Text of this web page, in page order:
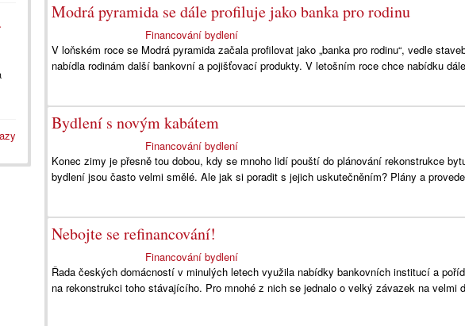
Modrá pyramida se dále profiluje jako banka pro rodinu
Financování bydlení
V loňském roce se Modrá pyramida začala profilovat jako „banka pro rodinu“, vedle
nabídla rodinám další bankovní a pojišťovací produkty. V letošním roce chce nabídku
Bydlení s novým kabátem
Financování bydlení
Konec zimy je přesně tou dobou, kdy se mnoho lidí pouští do plánování rekonstrukce
bydlení jsou často velmi smělé. Ale jak si poradit s jejich uskutečněním? Plány a
Nebojte se refinancování!
Financování bydlení
Řada českých domácností v minulých letech využila nabídky bankovních institucí a
na rekonstrukci toho stávajícího. Pro mnohé z nich se jednalo o velký závazek na velmi